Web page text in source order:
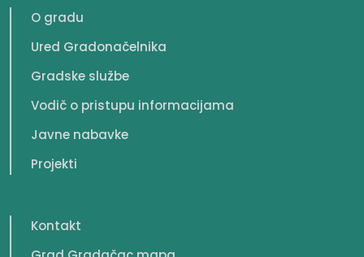
O gradu
Ured Gradonačelnika
Gradske službe
Vodič o pristupu informacijama
Javne nabavke
Projekti
Kontakt